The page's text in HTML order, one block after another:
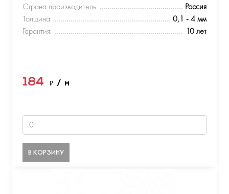
Страна производитель:
Россия
Толщина:
0,1 - 4 мм
Гарантия:
10 лет
184 ₽ / м
В КОРЗИНУ